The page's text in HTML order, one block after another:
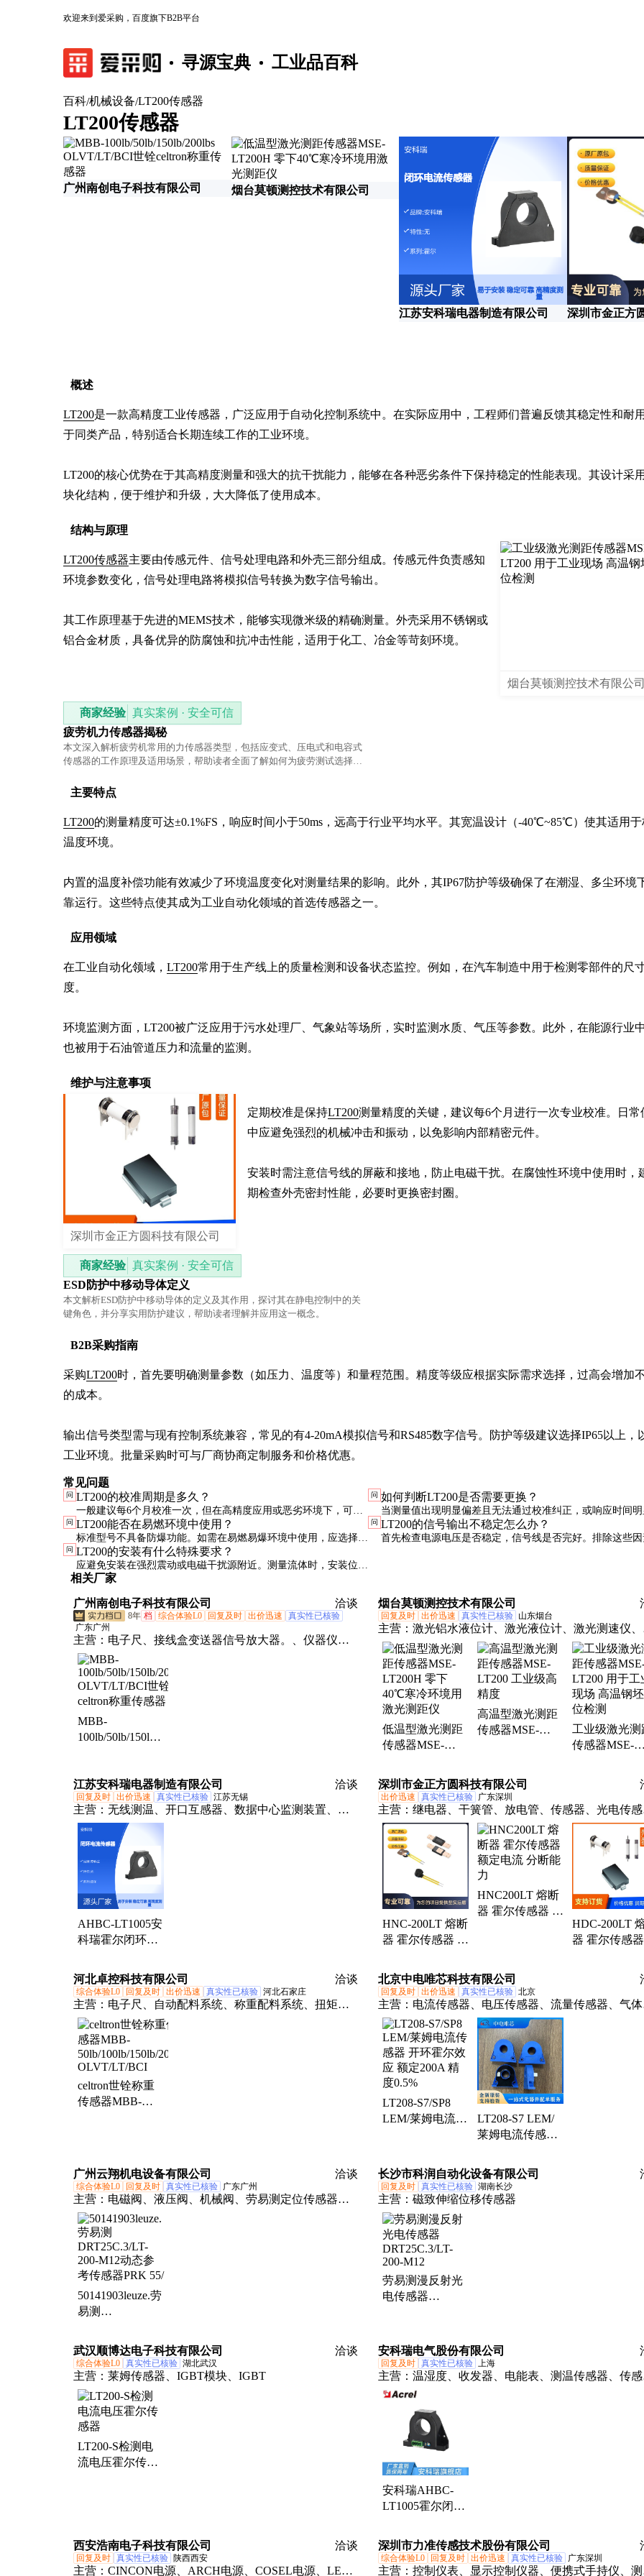
欢迎来到爱采购，百度旗下B2B平台
寻源宝典 工业品百科
百科/机械设备/LT200传感器
LT200传感器
广州南创电子科技有限公司 烟台莫顿测控技术有限公司
江苏安科瑞电器制造有限公司 深圳市金正方
概述
LT200是一款高精度工业传感器，广泛应用于自动化控制系统中。在实际应用中，工程师们普遍反馈其稳定性和耐
于同类产品，特别适合长期连续工作的工业环境。
LT200的核心优势在于其高精度测量和强大的抗干扰能力，能够在各种恶劣条件下保持稳定的性能表现。其设计采
块化结构，便于维护和升级，大大降低了使用成本。
结构与原理
烟台莫顿测控技术有限公司
LT200传感器主要由传感元件、信号处理电路和外壳三部分组成。传感元件负责感知
环境参数变化，信号处理电路将模拟信号转换为数字信号输出。
其工作原理基于先进的MEMS技术，能够实现微米级的精确测量。外壳采用不锈钢或
铝合金材质，具备优异的防腐蚀和抗冲击性能，适用于化工、冶金等苛刻环境。
商家经验 真实案例 · 安全可信
疲劳机力传感器揭秘
本文深入解析疲劳机常用的力传感器类型，包括应变式、压电式和电容式
传感器的工作原理及适用场景，帮助读者全面了解如何为疲劳测试选择合
主要特点
LT200的测量精度可达±0.1%FS，响应时间小于50ms，远高于行业平均水平。其宽温设计（-40℃~85℃）使其适用
温度环境。
内置的温度补偿功能有效减少了环境温度变化对测量结果的影响。此外，其IP67防护等级确保了在潮湿、多尘环境
靠运行。这些特点使其成为工业自动化领域的首选传感器之一。
应用领域
在工业自动化领域， LT200常用于生产线上的质量检测和设备状态监控。例如，在汽车制造中用于检测零部件的尺
度。
环境监测方面，LT200被广泛应用于污水处理厂、气象站等场所，实时监测水质、气压等参数。此外，在能源行业
也被用于石油管道压力和流量的监测。
维护与注意事项
深圳市金正方圆科技有限公司
定期校准是保持LT200测量精度的关键，建议每6个月进行一次专业校准。日常
中应避免强烈的机械冲击和振动，以免影响内部精密元件。
安装时需注意信号线的屏蔽和接地，防止电磁干扰。在腐蚀性环境中使用时，
期检查外壳密封性能，必要时更换密封圈。
商家经验 真实案例 · 安全可信
ESD防护中移动导体定义
本文解析ESD防护中移动导体的定义及其作用，探讨其在静电控制中的关
键角色，并分享实用防护建议，帮助读者理解并应用这一概念。
B2B采购指南
采购LT200时，首先要明确测量参数（如压力、温度等）和量程范围。精度等级应根据实际需求选择，过高会增加
的成本。
输出信号类型需与现有控制系统兼容，常见的有4-20mA模拟信号和RS485数字信号。防护等级建议选择IP65以上，
工业环境。批量采购时可与厂商协商定制服务和价格优惠。
常见问题
问 LT200的校准周期是多久？
一般建议每6个月校准一次，但在高精度应用或恶劣环境下，可能
需要缩短至3个月一次。校准应由专业机构或使用标准设备进行。
问 如何判断LT200是否需要更换？
当测量值出现明显偏差且无法通过校准纠正，或响应时间
时，应考虑更换。外壳严重腐蚀或密封失效也是更换的信号
问 LT200能否在易燃环境中使用？
标准型号不具备防爆功能。如需在易燃易爆环境中使用，应选择具
有ATEX或IECEx认证的防爆型号，并严格遵循安全规范。
问 LT200的信号输出不稳定怎么办？
首先检查电源电压是否稳定，信号线是否完好。排除这些
问 LT200的安装有什么特殊要求？
应避免安装在强烈震动或电磁干扰源附近。测量流体时，安装位置
应避开涡流区。室外安装需做好防雨防晒措施。
相关厂家
广州南创电子科技有限公司 洽谈
8年 档 综合体验L0 回复及时 出价迅速
真实性已核验
广东广州
主营： 电子尺、接线盒变送器信号放大器。、仪器仪
表、扭矩传感器、HBM传感器、压力传感器、力传感
器、磁致伸缩位移传感器、拉杆式滑块式位移传感器、
测力传感器、拉压力传感器、称重传感器、自动配料系
统、称重配料系统、电磁振动给料机、自动配料设备、
真空上料机输送机投料机、粉体输送系统、配料混合系
统、称重模块、电子仪表、滚珠丝杠电机丝杠、无尘投
MBB-
100lb/50lb/150lb/200lbs
感器
烟台莫顿测控技术有限公司
回复及时 出价迅速 真实性已核验 山东烟台
主营： 激光铝水液位计、激光液位计、激光测速仪、
光测距传感器、激光多普勒测速传感器、激光距离传
器、工业级激光测距传感器、高温型激光测距传感器
工业激光测距传感器、激光测速传感器、激光液位传
器、激光玻璃液位计、白光测速仪、激光测距仪、
计米器、激光料位计、激光物位计、活套扫描仪、热
属检测器、数字式热金属检测器、扫描式热金属检测
器、光纤式热金属检测器、冷热金属检测器、反射式
低温型激光测距
传感器MSE-
40℃寒冷环境用
激光测距仪
高温型激光测距
传感器MSE-
工业级激光测
传感器MSE-
现场 高温钢
江苏安科瑞电器制造有限公司 洽谈
回复及时 出价迅速 真实性已核验 江苏无锡
主营： 无线测温、开口互感器、数据中心监测装置、电
量传感器、交流传感器、电动机保护器、电气接点在线
测温、温湿度控制器、三相导轨电表、无线计量表、电
力物联网仪表、变电所运维、电力监控系统、预付费系
统、电瓶车充电桩、安全用电监控、能耗云平台、直流
表、wifi电表、4G电表、隔离栅、高精度互感器
AHBC-LT1005安
科瑞霍尔闭环电
1000A输出
200mA供电24V
深圳市金正方圆科技有限公司
出价迅速 真实性已核验 广东深圳
主营： 继电器、干簧管、放电管、传感器、光电传感
器、保险丝、ESD管、安全开关、开关电源、光纤/
器、PLC、温控器、触摸屏、连接器、TE/泰科、KE
开关、汽车连接器、远程/IO远程控制模块、伺服驱动
集成电路IC
HNC-200LT 熔断
器 霍尔传感器 额
HNC200LT 熔断
器 霍尔传感器 额
HDC-200LT
器 霍尔传感
河北卓控科技有限公司
洽谈
综合体验L0 回复及时 出价迅速 真实性已核验 河北石家庄
主营： 电子尺、自动配料系统、称重配料系统、扭矩传
感器、HBM传感器、压力传感器变送器、力传感器、磁
致伸缩位移传感器、拉杆式滑块式位移传感器、测力传
感器、电磁振动给料机、自动配料设备、真空上料机输
送机投料机、粉体输送系统、配料混合系统、称重模
块、电子仪表、滚珠丝杠电机丝杆、自动罐装秤灌装机
celtron世铨称重
传感器MBB-
北京中电唯芯科技有限公司
回复及时 出价迅速 真实性已核验 北京
主营： 电流传感器、电压传感器、流量传感器、气体
感器、压力传感器、触力传感器、氧气传感器、一氧
氮传感器、霍尔传感器、莱姆传感器、莱姆电流传感
器、莱姆电压传感器、霍尼韦尔传感器、霍尼韦尔压
传感器、霍尼韦尔气体传感器、飞思卡尔传感器、
传感器、恩智浦传感器、思智浦压力传感器、飞思卡
压力传感器、英飞凌IGBT、英飞凌模块
LT208-S7/SP8
LEM/莱姆电流传
度0.5%
LT208-S7 LEM/
莱姆电流传感器
100mA 精度0.5%
现货
广州云翔机电设备有限公司 洽谈
综合体验L0 回复及时 真实性已核验 广东广州
主营： 电磁阀、液压阀、机械阀、劳易测定位传感器、
齿轮泵、叶片泵、柱塞泵、液压马达、电动执行器、减
速机
50141903leuze.劳
易测
200-M12动态参
考传感器PRK 55/
长沙市科润自动化设备有限公司
回复及时 真实性已核验 湖南长沙
主营： 磁致伸缩位移传感器
劳易测漫反射光
电传感器
武汉顺博达电子科技有限公司
洽谈
综合体验L0 真实性已核验 湖北武汉
主营： 莱姆传感器、IGBT模块、IGBT
LT200-S检测电
流电压霍尔传感
安科瑞电气股份有限公司
回复及时 真实性已核验 上海
主营： 温湿度、收发器、电能表、测温传感器、传感
电池、保护器、互感器、电力仪表、监控装置、安装
能、温度计量、通信终端、仪表高压、三相四线、无
计量、单相预付费、汽车充电桩、多用户计量箱
安科瑞AHBC-
LT1005霍尔闭环
入1000A 输出
200mA）
西安浩南电子科技有限公司 洽谈
回复及时 真实性已核验 陕西西安
主营： CINCON电源、ARCH电源、COSEL电源、LEM
深圳市力准传感技术股份有限公司
综合体验L0 回复及时 出价迅速 真实性已核验 广东深圳
主营： 控制仪表、显示控制仪器、便携式手持仪、测